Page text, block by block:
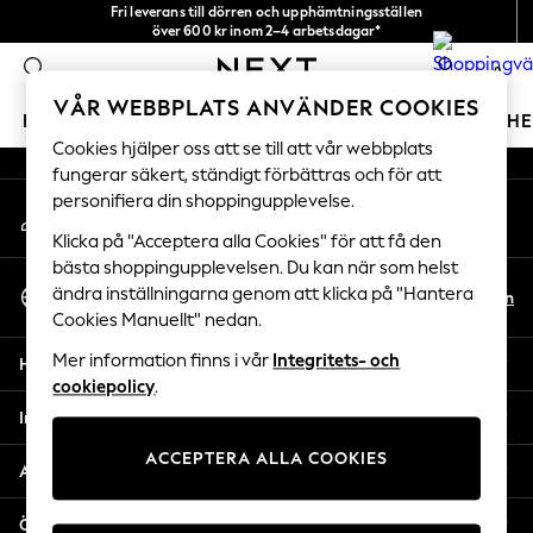
Fri leverans till dörren och upphämtningsställen
över 600 kr inom 2–4 arbetsdagar*
0
FLICKOR POJKAR BABY DAMER HERRAR
GIRLS
New In
50 - 92cm
98 - 110cm
116 - 134cm
140 - 174cm
Trending: Top & Short Sets
Trending: Clogs
All Clothing
Coats & Jackets
Sweatshirts & Hoodies
An error occurred on client
Våra sociala nätverk
Mitt konto
Logga in på ditt konto
Välj Språk
Svenska
Sv En
Hjälp
Integritet & Juridik
Avdelningar
Övriga tjänster
VÅR WEBBPLATS ANVÄNDER COOKIES
Cookies hjälper oss att se till att vår webbplats
fungerar säkert, ständigt förbättras och för att
personifiera din shoppingupplevelse.
Klicka på "Acceptera alla Cookies" för att få den
bästa shoppingupplevelsen. Du kan när som helst
ändra inställningarna genom att klicka på "Hantera
Cookies Manuellt" nedan.
Mer information finns i vår Integritets- och
cookiepolicy.
ACCEPTERA ALLA COOKIES